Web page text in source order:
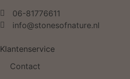
06-81776611
info@stonesofnature.nl
Klantenservice
Contact